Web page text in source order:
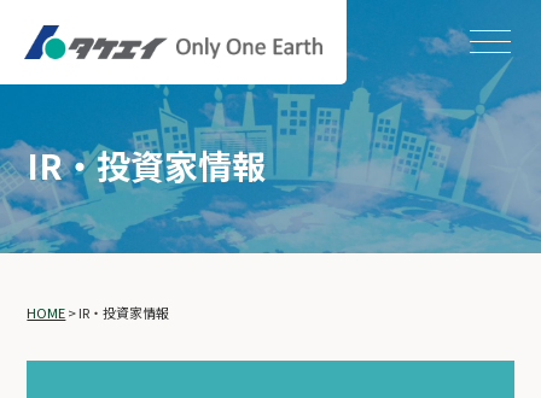
IR・投資家情報
HOME>IR・投資家情報